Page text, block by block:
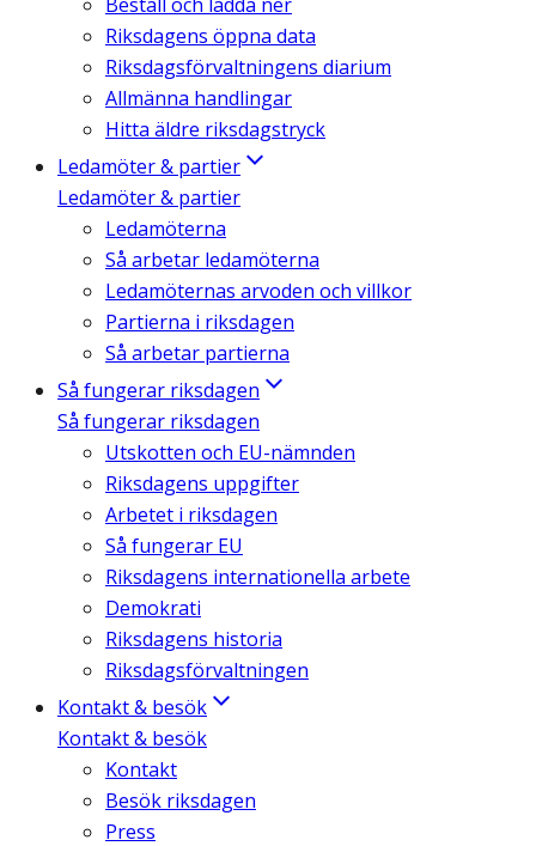
Riksdagens öppna data
Riksdagsförvaltningens diarium
Allmänna handlingar
Hitta äldre riksdagstryck
Ledamöter & partier
Ledamöter & partier
Ledamöterna
Så arbetar ledamöterna
Ledamöternas arvoden och villkor
Partierna i riksdagen
Så arbetar partierna
Så fungerar riksdagen
Så fungerar riksdagen
Utskotten och EU-nämnden
Riksdagens uppgifter
Arbetet i riksdagen
Så fungerar EU
Riksdagens internationella arbete
Demokrati
Riksdagens historia
Riksdagsförvaltningen
Kontakt & besök
Kontakt & besök
Kontakt
Besök riksdagen
Press